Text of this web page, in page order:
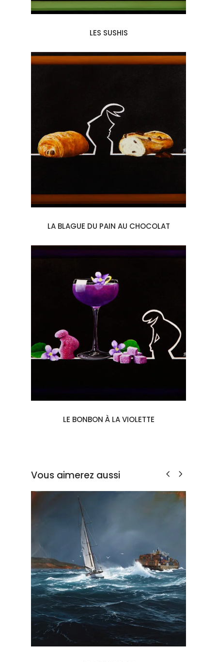
LES SUSHIS
LA BLAGUE DU PAIN AU CHOCOLAT
LE BONBON À LA VIOLETTE
Vous aimerez aussi
INTERVALLE